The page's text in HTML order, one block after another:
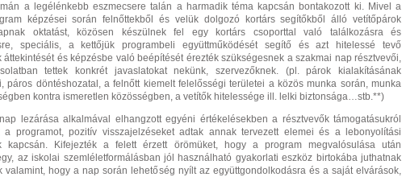
a legélénkebb eszmecsere talán a harmadik téma kapcsán bontakozott ki. Mivel a
képzései során felnőttekből és velük dolgozó kortárs segítőkből álló vetítőpárok
oktatást, közösen készülnek fel egy kortárs csoporttal való találkozásra és
speciális, a kettőjük programbeli együttműködését segítő és azt hitelessé tevő
áttekintését és képzésbe való beépítését érezték szükségesnek a szakmai nap résztvevői,
tettek konkrét javaslatokat nekünk, szervezőknek. (pl. párok kialakításának
páros döntéshozatal, a felnőtt kiemelt felelősségi területei a közös munka során, munka
kontra ismeretlen közösségben, a vetítők hitelessége ill. lelki biztonsága…stb.**)
lezárása alkalmával elhangzott egyéni értékelésekben a résztvevők támogatásukról
a programot, pozitív visszajelzéseket adtak annak tervezett elemei és a lebonyolítási
kapcsán. Kifejezték a felett érzett örömüket, hogy a program megvalósulása után
az iskolai szemléletformálásban jól használható gyakorlati eszköz birtokába juthatnak
valamint, hogy a nap során lehetőség nyílt az együttgondolkodásra és a saját elvárások,